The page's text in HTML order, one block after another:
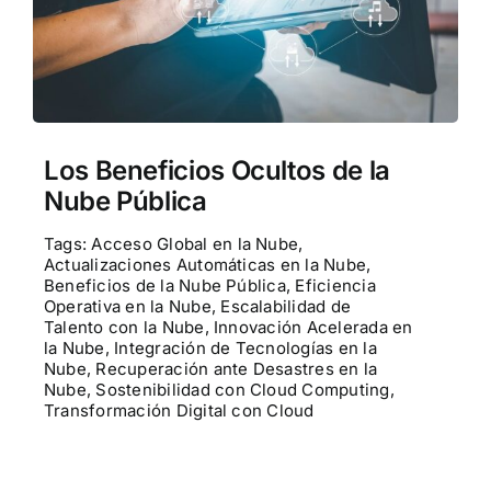
Contactenos
POCs
Los Beneficios Ocultos de la
Nube Pública
Tags: Acceso Global en la Nube,
Actualizaciones Automáticas en la Nube,
Beneficios de la Nube Pública, Eficiencia
Operativa en la Nube, Escalabilidad de
Talento con la Nube, Innovación Acelerada en
la Nube, Integración de Tecnologías en la
Nube, Recuperación ante Desastres en la
Nube, Sostenibilidad con Cloud Computing,
Transformación Digital con Cloud